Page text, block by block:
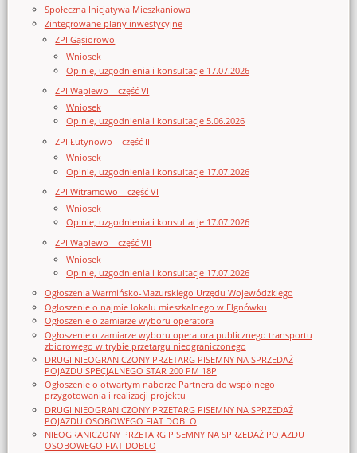
Społeczna Inicjatywa Mieszkaniowa
Zintegrowane plany inwestycyjne
ZPI Gąsiorowo
Wniosek
Opinie, uzgodnienia i konsultacje 17.07.2026
ZPI Waplewo – część VI
Wniosek
Opinie, uzgodnienia i konsultacje 5.06.2026
ZPI Łutynowo – część II
Wniosek
Opinie, uzgodnienia i konsultacje 17.07.2026
ZPI Witramowo – część VI
Wniosek
Opinie, uzgodnienia i konsultacje 17.07.2026
ZPI Waplewo – część VII
Wniosek
Opinie, uzgodnienia i konsultacje 17.07.2026
Ogłoszenia Warmińsko-Mazurskiego Urzędu Wojewódzkiego
Ogłoszenie o najmie lokalu mieszkalnego w Elgnówku
Ogłoszenie o zamiarze wyboru operatora
Ogłoszenie o zamiarze wyboru operatora publicznego transportu
zbiorowego w trybie przetargu nieograniczonego
DRUGI NIEOGRANICZONY PRZETARG PISEMNY NA SPRZEDAŻ
POJAZDU SPECJALNEGO STAR 200 PM 18P
Ogłoszenie o otwartym naborze Partnera do wspólnego
przygotowania i realizacji projektu
DRUGI NIEOGRANICZONY PRZETARG PISEMNY NA SPRZEDAŻ
POJAZDU OSOBOWEGO FIAT DOBLO
NIEOGRANICZONY PRZETARG PISEMNY NA SPRZEDAŻ POJAZDU
OSOBOWEGO FIAT DOBLO